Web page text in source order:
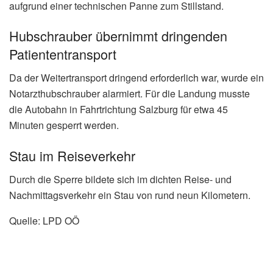
aufgrund einer technischen Panne zum Stillstand.
Hubschrauber übernimmt dringenden
Patiententransport
Da der Weitertransport dringend erforderlich war, wurde ein
Notarzthubschrauber alarmiert. Für die Landung musste
die Autobahn in Fahrtrichtung Salzburg für etwa 45
Minuten gesperrt werden.
Stau im Reiseverkehr
Durch die Sperre bildete sich im dichten Reise- und
Nachmittagsverkehr ein Stau von rund neun Kilometern.
Quelle: LPD OÖ